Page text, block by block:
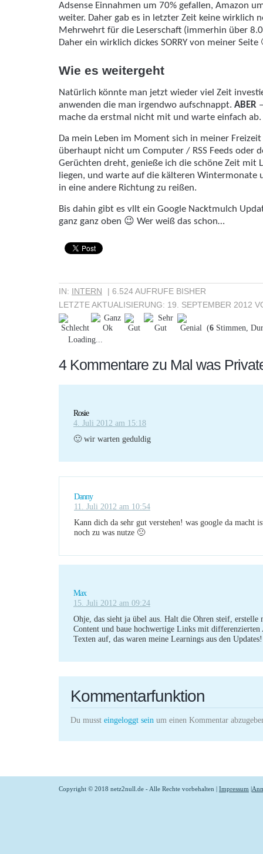
Adsense Einnahmen um 70% gefallen, Amazon
weiter. Daher gab es in letzter Zeit keine wirklich
Mehrwehrt für die Leserschaft (immerhin über
Daher ein wirklich dickes SORRY von meiner Seite
Wie es weitergeht
Natürlich könnte man jetzt wieder viel Zeit
anwenden die man irgendwo aufschnappt. ABER
mache da erstmal nicht mit und warte einfach ab.
Da mein Leben im Moment sich in meiner
überhaupt nicht um Computer / RSS Feeds oder
Gerüchten dreht, genieße ich die schöne Zeit mit
liegen, und warte auf die kälteren Wintermonate
in eine andere Richtung zu reißen.
Bis dahin gibt es vllt ein Google Nacktmulch
ganz ganz oben 😉 Wer weiß das schon…
IN: INTERN
| 6.524 AUFRUFE BISHER
LETZTE AKTUALISIERUNG: 19. SEPTEMBER 2012
(6 Stimmen,
Loading...
4 Kommentare zu Mal was
Rosie
4. Juli 2012 am 15:18
🙂 wir warten geduldig
Danny
11. Juli 2012 am 10:54
Kann dich da sehr gut verstehen! was google da macht
noch zu was nutze 🙁
Max
15. Juli 2012 am 09:24
Ohje, das sieht ja übel aus. Halt die Ohren steif, erstelle
Content und baue hochwertige Links mit differenzierten
Texten auf, das waren meine Learnings aus den Updates!
Kommentarfunktion
Du musst eingeloggt sein um einen Kommentar
Copyright © 2018 netz2null.de - Alle Rechte vorbehalten | Impressum |